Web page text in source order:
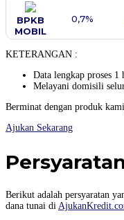
BPKB
MOBIL
0,7%
KETERANGAN :
Data lengkap proses 1
Melayani domisili
Berminat dengan produk
Ajukan Sekarang
Berikut adalah persyaratan
dana tunai di